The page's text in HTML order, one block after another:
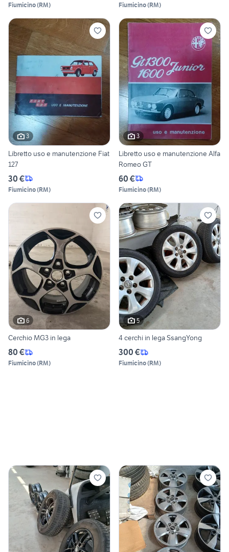
Fiumicino(RM) Fiumicino(RM)
3
Libretto uso e manutenzione Fiat
127
30 €
Fiumicino(RM)
3
Libretto uso e manutenzione Alfa
Romeo GT
60 €
Fiumicino(RM)
6
Cerchio MG3 in lega
80 €
Fiumicino(RM)
5
4 cerchi in lega SsangYong
300 €
Fiumicino(RM)